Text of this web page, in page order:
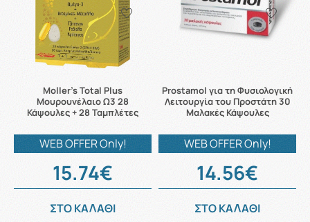
Moller's Total Plus
Μουρουνέλαιο Ω3 28
Κάψουλες + 28 Ταμπλέτες
WEB OFFER Only!
15.74€
ΣΤΟ ΚΑΛΑΘΙ
Prostamol για τη Φυσιολογική
Λειτουργία του Προστάτη 30
Μαλακές Κάψουλες
WEB OFFER Only!
14.56€
ΣΤΟ ΚΑΛΑΘΙ